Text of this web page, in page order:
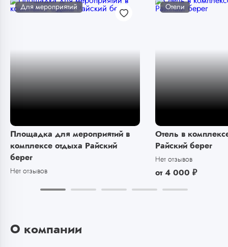
Для мероприятий
Площадка для мероприятий в
комплексе отдыха Райский
берег
Нет отзывов
Отели
Отель в
Райский берег
Нет отзывов
от 4 000 ₽
О компании